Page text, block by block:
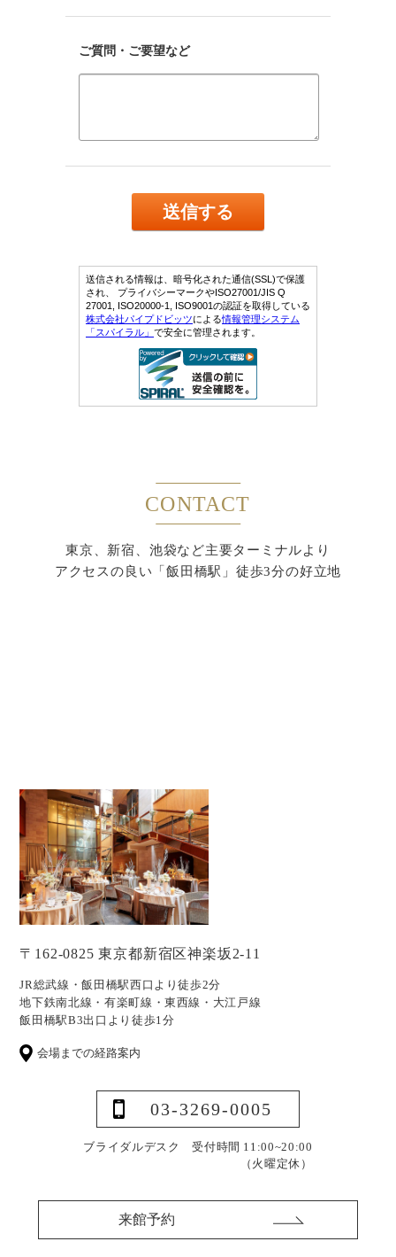
CONTACT
東京、新宿、池袋など主要ターミナルより
アクセスの良い「飯田橋駅」徒歩3分の好立地
〒162-0825 東京都新宿区神楽坂2-11
JR総武線・飯田橋駅西口より徒歩2分
地下鉄南北線・有楽町線・東西線・大江戸線
飯田橋駅B3出口より徒歩1分
会場までの経路案内
03-3269-0005
ブライダルデスク 受付時間 11:00~20:00
（火曜定休）
来館予約